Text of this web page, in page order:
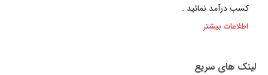
کسب درآمد نمائید .
اطلاعات بیشتر
لینک های سریع